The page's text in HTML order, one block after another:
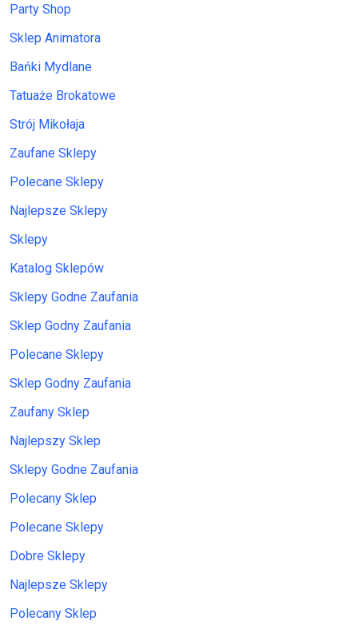
Party Shop
Sklep Animatora
Bańki Mydlane
Tatuaże Brokatowe
Strój Mikołaja
Zaufane Sklepy
Polecane Sklepy
Najlepsze Sklepy
Sklepy
Katalog Sklepów
Sklepy Godne Zaufania
Sklep Godny Zaufania
Polecane Sklepy
Sklep Godny Zaufania
Zaufany Sklep
Najlepszy Sklep
Sklepy Godne Zaufania
Polecany Sklep
Polecane Sklepy
Dobre Sklepy
Najlepsze Sklepy
Polecany Sklep